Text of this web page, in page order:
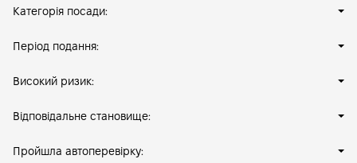
Категорія посади:
Період подання:
Високий ризик:
Відповідальне становище:
Пройшла автоперевірку: